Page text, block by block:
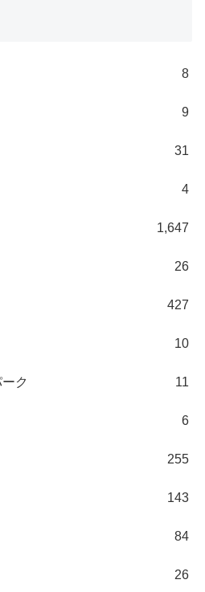
8
9
31
4
1,647
26
427
10
ク 11
6
255
143
84
26